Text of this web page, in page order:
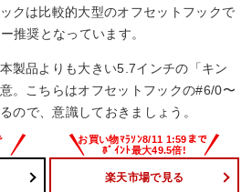
クは比較的大型のオフセットフックで
推奨となっています。
製品よりも大きい5.7インチの「キン
。こちらはオフセットフックの#6/0〜
ので、意識しておきましょう。
楽天市場で見る